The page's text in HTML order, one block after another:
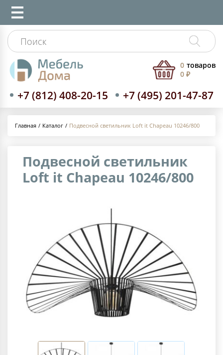
+7 (812) 408-20-15 +7 (495) 201-47-87
0 товаров
0 ₽
Главная Каталог Подвесной светильник Loft it Chapeau 10246/800
Подвесной светильник
Loft it Chapeau 10246/800